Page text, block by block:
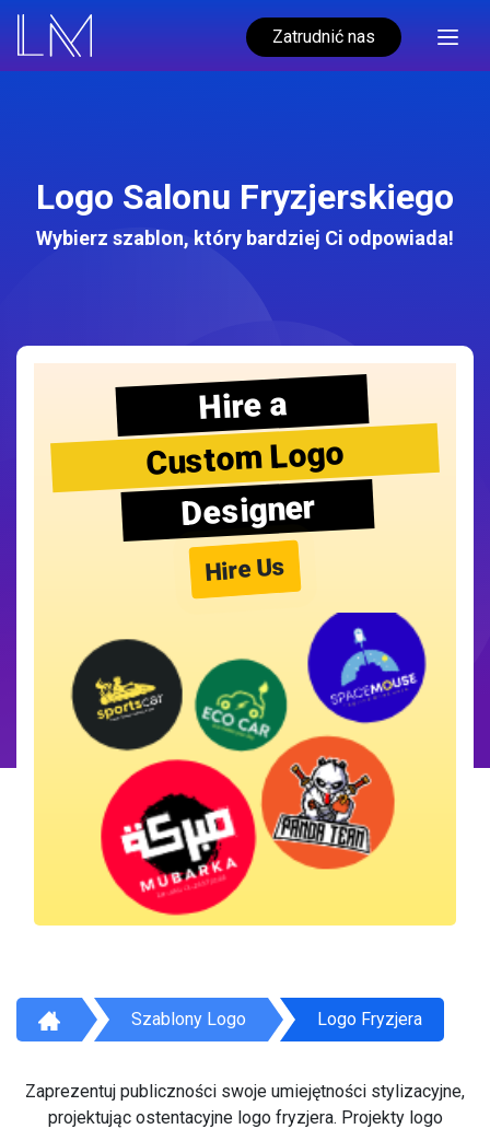
Zatrudnić nas
Logo Salonu Fryzjerskiego
Wybierz szablon, który bardziej Ci odpowiada!
Hire a
Custom Logo
Designer
Hire Us
Szablony Logo Logo Fryzjera
Zaprezentuj publiczności swoje umiejętności stylizacyjne,
projektując ostentacyjne logo fryzjera. Projekty logo